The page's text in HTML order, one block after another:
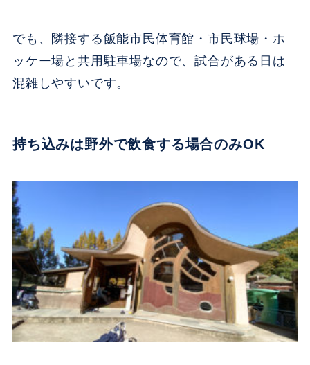
でも、隣接する飯能市民体育館・市民球場・ホ
ッケー場と共用駐車場なので、試合がある日は
混雑しやすいです。
持ち込みは野外で飲食する場合のみOK